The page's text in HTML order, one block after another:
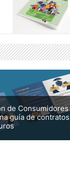
de Consumidores
guía de contratos